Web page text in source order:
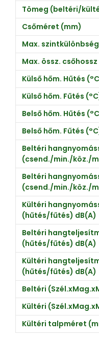
Tömeg (beltéri/
Csőméret (mm)
Max.
Max. össz.
Külső hőm. Hűtés
Külső hőm. Fűtés
Belső hőm. Hűtés
Belső hőm. Fűtés
Beltéri
(csend./min./köz./
Beltéri
(csend./min./köz./
Kültéri
(hűtés/fűtés) dB(A)
Beltéri
(hűtés/fűtés) dB(A)
Kültéri
(hűtés/fűtés) dB(A)
Beltéri
Kültéri
Kültéri talpméret